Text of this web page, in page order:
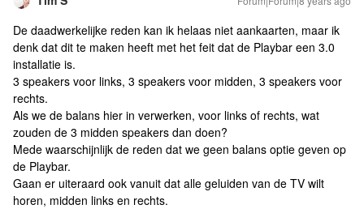
De daadwerkelijke reden kan ik helaas niet aankaarten, maar ik
denk dat dit te maken heeft met het feit dat de Playbar een 3.0
installatie is.
3 speakers voor links, 3 speakers voor midden, 3 speakers voor
rechts.
Als we de balans hier in verwerken, voor links of rechts, wat
zouden de 3 midden speakers dan doen?
Mede waarschijnlijk de reden dat we geen balans optie geven op
de Playbar.
Gaan er uiteraard ook vanuit dat alle geluiden van de TV wilt
horen, midden links en rechts.